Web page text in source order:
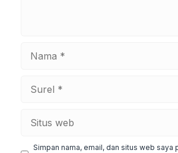
Simpan nama, email, dan situs web saya